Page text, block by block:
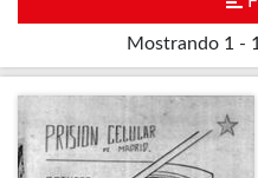
Mostrando 1 -